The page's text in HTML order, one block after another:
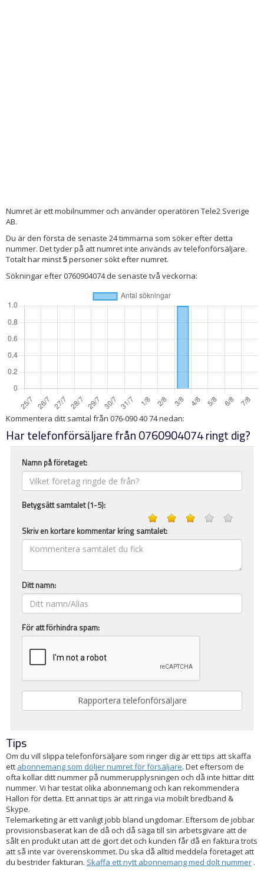
Numret är ett mobilnummer och använder operatören Tele2 Sverige
AB.
Du är den första de senaste 24 timmarna som söker efter detta
nummer. Det tyder på att numret inte används av telefonförsäljare.
Totalt har minst5personer sökt efter numret.
Sökningar efter 0760904074 de senaste två veckorna:
Kommentera ditt samtal från 076-090 40 74nedan:
Har telefonförsäljare från 0760904074 ringt dig?
Namn på företaget:
Betygsätt samtalet (1-5):
Skriv en kortare kommentar kring samtalet:
Ditt namn:
För att förhindra spam:
Tips
Om du vill slippa telefonförsäljare som ringer dig är ett tips att skaffa
ett abonnemang som döljer numret för försäljare. Det eftersom de
ofta kollar ditt nummer på nummerupplysningen och då inte hittar ditt
nummer. Vi har testat olika abonnemang och kan rekommendera
Hallon för detta. Ett annat tips är att ringa via mobilt bredband &
Skype.
Telemarketing är ett vanligt jobb bland ungdomar. Eftersom de jobbar
provisionsbaserat kan de då och då säga till sin arbetsgivare att de
sålt en produkt utan att de gjort det och kunden får då en faktura trots
att så inte var överenskommet. Du ska då alltid meddela företaget att
du bestrider fakturan. Skaffa ett nytt abonnemang med dolt nummer .